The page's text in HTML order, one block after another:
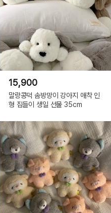
15,900
말랑콩덕 솜방망이 강아지 애착 인
형 집들이 생일 선물 35cm